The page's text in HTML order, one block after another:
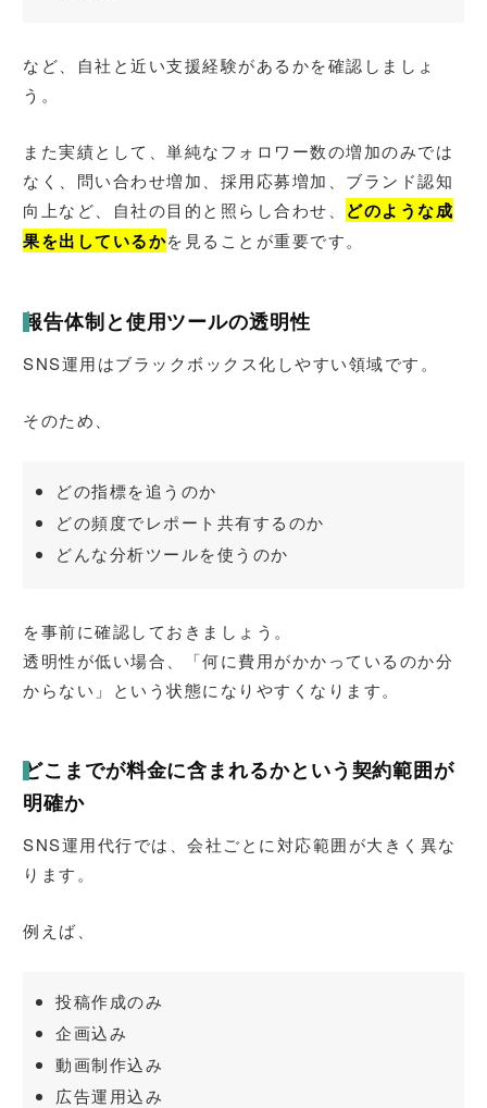
など、自社と近い支援経験があるかを確認しましょ
う。
また実績として、単純なフォロワー数の増加のみでは
なく、問い合わせ増加、採用応募増加、ブランド認知
向上など、自社の目的と照らし合わせ、 どのような成
果を出しているかを見ることが重要です。
報告体制と使用ツールの透明性
SNS運用はブラックボックス化しやすい領域です。
そのため、
どの指標を追うのか
どの頻度でレポート共有するのか
どんな分析ツールを使うのか
を事前に確認しておきましょう。
透明性が低い場合、「何に費用がかかっているのか分
からない」という状態になりやすくなります。
どこまでが料金に含まれるかという契約範囲が
明確か
SNS運用代行では、会社ごとに対応範囲が大きく異な
ります。
例えば、
投稿作成のみ
企画込み
動画制作込み
広告運用込み